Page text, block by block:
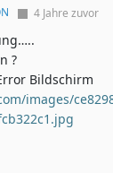
4 Jahre zuvor
?
Bildschirm
images/